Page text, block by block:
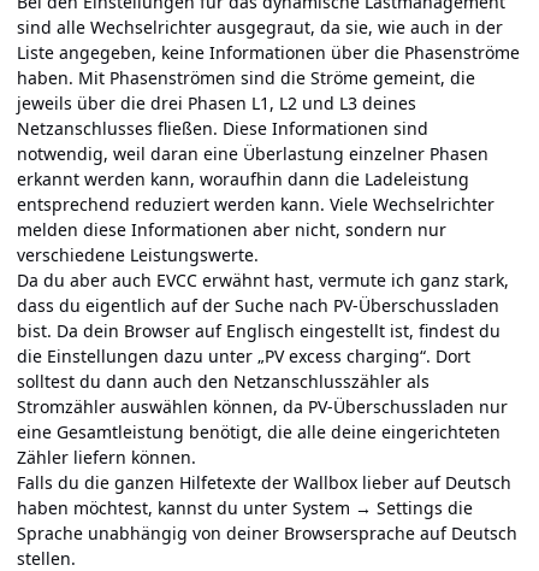
sind alle Wechselrichter ausgegraut, da sie, wie auch in der
Liste angegeben, keine Informationen über die Phasenströme
haben. Mit Phasenströmen sind die Ströme gemeint, die
jeweils über die drei Phasen L1, L2 und L3 deines
Netzanschlusses fließen. Diese Informationen sind
notwendig, weil daran eine Überlastung einzelner Phasen
erkannt werden kann, woraufhin dann die Ladeleistung
entsprechend reduziert werden kann. Viele Wechselrichter
melden diese Informationen aber nicht, sondern nur
verschiedene Leistungswerte.
Da du aber auch EVCC erwähnt hast, vermute ich ganz stark,
dass du eigentlich auf der Suche nach PV-Überschussladen
bist. Da dein Browser auf Englisch eingestellt ist, findest du
die Einstellungen dazu unter „PV excess charging“. Dort
solltest du dann auch den Netzanschlusszähler als
Stromzähler auswählen können, da PV-Überschussladen nur
eine Gesamtleistung benötigt, die alle deine eingerichteten
Zähler liefern können.
Falls du die ganzen Hilfetexte der Wallbox lieber auf Deutsch
haben möchtest, kannst du unter System → Settings die
Sprache unabhängig von deiner Browsersprache auf Deutsch
stellen.